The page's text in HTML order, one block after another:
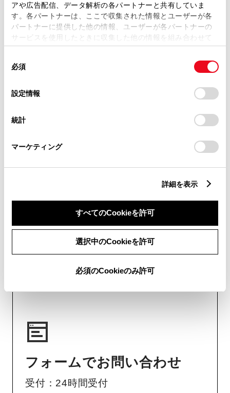
アや広告配信、データ解析の各パートナーと共有していま
す。各パートナーは、ここで収集された情報とユーザーが各
パートナーに提供した他の情報、ユーザーが各パートナーの
サービスを使用したときに収集した他の情報を組み合わせて
使用することがあります。当ウェブサイトの使用を続行する
デバイスにすべてのCookie(クッキー)が保存されることに同
意したことになります。Cookie(クッキー)のオプトアウト、
設定の変更、同意を撤回したりするにあたっては、当社の
「Cookie（クッキー）情報の取り扱いについて
」をご覧くだ
必須
設定情報
統計
マーケティング
詳細を表示
すべてのCookieを許可
選択中のCookieを許可
必須のCookieのみ許可
が可能です。
チャットでお問い合わせ
（長期連休などの当社指定日を除く）
を選択してくださ
時間が少なくご案内が可能です。
フォームでお問い合わせ
受付：24時間受付